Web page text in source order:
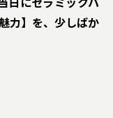
力】を、少しばか